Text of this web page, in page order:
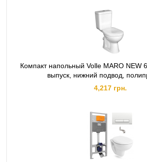
Компакт напольный Volle MARO NEW
выпуск, нижний подвод,
4,217 грн.